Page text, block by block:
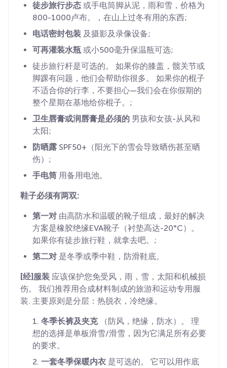
徒步旅行步态 或手电筒脚从泥，雨和雪，价格为
800-1000卢布。，在山上过冬有用的东西;
电话密封包装 及摄影及录像设备;
可再灌装水瓶 或小500毫升保温瓶可选;
徒步旅行杆是可选的。 如果你的膝盖，髋关节或
脚踝有问题，他们会帮助你很多。 如果你的棍子
不适合你的行李，不要担心—我们会在你假期的
整个星期在基地给你棍子。;
卫生唇膏或润唇膏是必须的 男孩和女孩-从风和
太阳;
防晒露 SPF50+（阳光下的雪会导致晒伤甚至晒
伤）;
手电筒 用备用电池。
鞋子必须有两双:
第一对 由高防水和温暖的靴子组成，最好的解决
方案是橡胶绝缘EVA靴子（衬垫高达-20°C）。
如果你有徒步旅行鞋，就拿去吧。;
第二对 是冬季或季中鞋，防滑鞋底。
[经]服装 应该保护您免受风，雨，雪，太阳和机械损
伤。 我们推荐用合成材料制成的旅游和运动专用服
装. 主要原则是分层：热脱衣，冷绝缘。
冬季长裤及夹克（防风，绝缘，防水）。 理
想的选择是单板滑雪/滑雪，因为它满足所有必要
的要求。
一套冬季保暖内衣 是可选的。 它可以用作底